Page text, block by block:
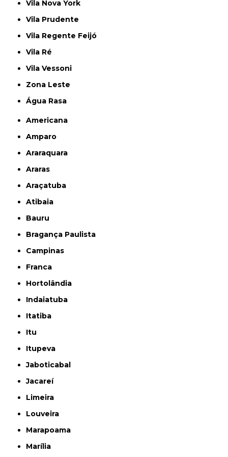
Vila Nova York
Vila Prudente
Vila Regente Feijó
Vila Ré
Vila Vessoni
Zona Leste
Água Rasa
Americana
Amparo
Araraquara
Araras
Araçatuba
Atibaia
Bauru
Bragança Paulista
Campinas
Franca
Hortolândia
Indaiatuba
Itatiba
Itu
Itupeva
Jaboticabal
Jacareí
Limeira
Louveira
Marapoama
Marília